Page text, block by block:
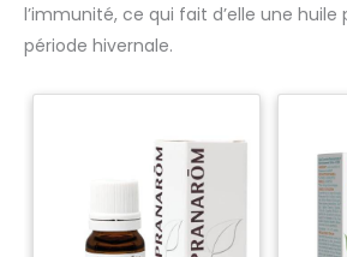
l’immunité, ce qui fait d’elle une huile
période hivernale.